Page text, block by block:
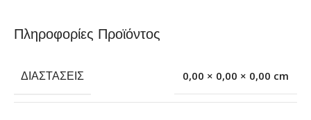
Πληροφορίες Προϊόντος
ΔΙΑΣΤΆΣΕΙΣ 0,00 × 0,00 × 0,00 cm